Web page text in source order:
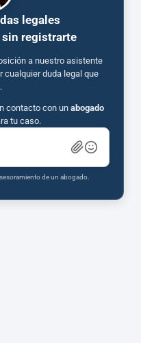
legales
registrarte
a nuestro asistente
cualquier duda legal que
contacto con un abogado
tu caso.
de un abogado.